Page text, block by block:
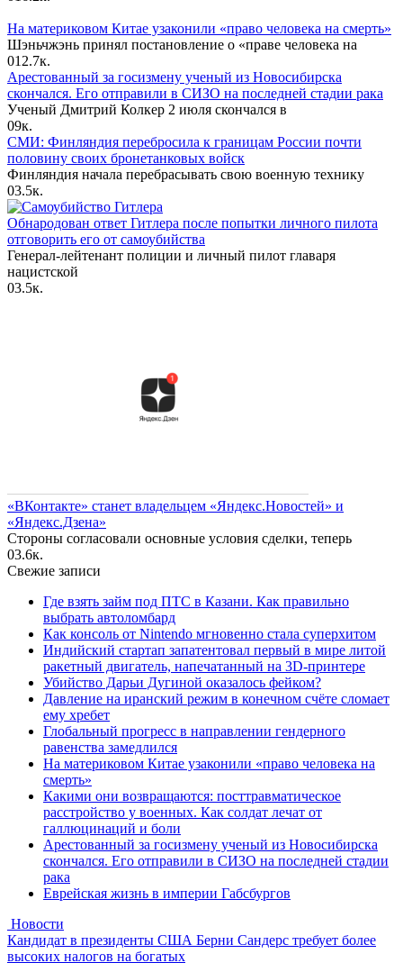
На материковом Китае узаконили «право человека на смерть»
Шэньчжэнь принял постановление о «праве человека на
012.7к.
Арестованный за госизмену ученый из Новосибирска
скончался. Его отправили в СИЗО на последней стадии рака
Ученый Дмитрий Колкер 2 июля скончался в
09к.
СМИ: Финляндия перебросила к границам России почти
половину своих бронетанковых войск
Финляндия начала перебрасывать свою военную технику
03.5к.
Обнародован ответ Гитлера после попытки личного пилота
отговорить его от самоубийства
Генерал-лейтенант полиции и личный пилот главаря
нацистской
03.5к.
«ВКонтакте» станет владельцем «Яндекс.Новостей» и
«Яндекс.Дзена»
Стороны согласовали основные условия сделки, теперь
03.6к.
Свежие записи
Где взять займ под ПТС в Казани. Как правильно
выбрать автоломбард
Как консоль от Nintendo мгновенно стала суперхитом
Индийский стартап запатентовал первый в мире литой
ракетный двигатель, напечатанный на 3D-принтере
Убийство Дарьи Дугиной оказалось фейком?
Давление на иранский режим в конечном счёте сломает
ему хребет
Глобальный прогресс в направлении гендерного
равенства замедлился
На материковом Китае узаконили «право человека на
смерть»
Какими они возвращаются: посттравматическое
расстройство у военных. Как солдат лечат от
галлюцинаций и боли
Арестованный за госизмену ученый из Новосибирска
скончался. Его отправили в СИЗО на последней стадии
рака
Еврейская жизнь в империи Габсбургов
Новости
Кандидат в президенты США Берни Сандерс требует более
высоких налогов на богатых